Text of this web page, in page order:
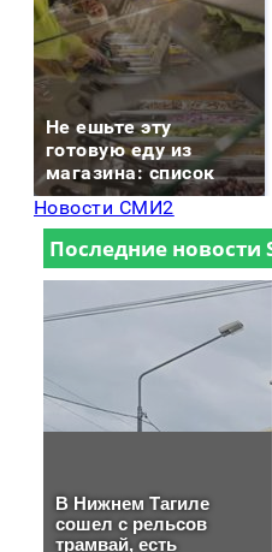
Не ешьте эту
готовую еду из
магазина: список
Новости СМИ2